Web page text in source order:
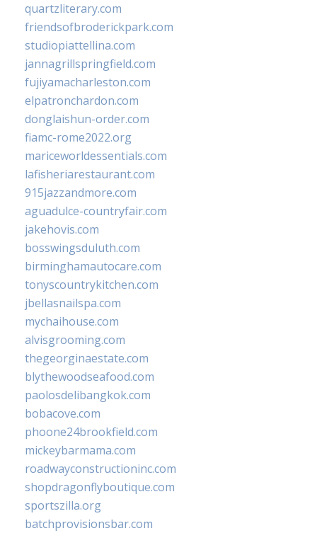
quartzliterary.com
friendsofbroderickpark.com
studiopiattellina.com
jannagrillspringfield.com
fujiyamacharleston.com
elpatronchardon.com
donglaishun-order.com
fiamc-rome2022.org
mariceworldessentials.com
lafisheriarestaurant.com
915jazzandmore.com
aguadulce-countryfair.com
jakehovis.com
bosswingsduluth.com
birminghamautocare.com
tonyscountrykitchen.com
jbellasnailspa.com
mychaihouse.com
alvisgrooming.com
thegeorginaestate.com
blythewoodseafood.com
paolosdelibangkok.com
bobacove.com
phoone24brookfield.com
mickeybarmama.com
roadwayconstructioninc.com
shopdragonflyboutique.com
sportszilla.org
batchprovisionsbar.com